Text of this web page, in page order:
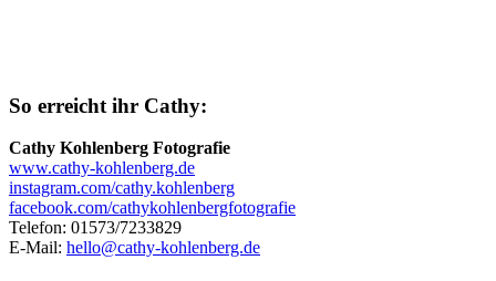
So erreicht ihr Cathy:
Cathy Kohlenberg Fotografie
www.cathy-kohlenberg.de
instagram.com/cathy.kohlenberg
facebook.com/cathykohlenbergfotografie
Telefon: 01573/7233829
E-Mail: hello@cathy-kohlenberg.de